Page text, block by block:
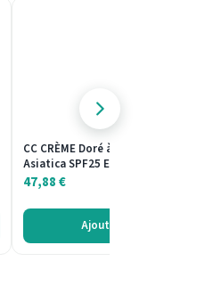
CC CRÈME Doré à la Centella
Asiatica SPF25 Erborian 40ml
47,88€
Ajouter